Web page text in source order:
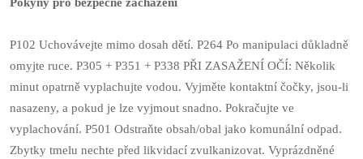
P102 Uchovávejte mimo dosah dětí. P264 Po manipulaci důkladně
omyjte ruce. P305 + P351 + P338 PŘI ZASAŽENÍ OČÍ: Několik
minut opatrně vyplachujte vodou. Vyjměte kontaktní čočky, jsou-li
nasazeny, a pokud je lze vyjmout snadno. Pokračujte ve
vyplachování. P501 Odstraňte obsah/obal jako komunální odpad.
Zbytky tmelu nechte před likvidací zvulkanizovat. Vyprázdněné